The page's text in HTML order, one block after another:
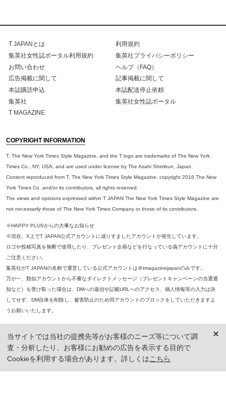
T JAPANとは
利用規約
集英社女性誌ポータル利用規約
集英社プライバシーポリシー
お問い合わせ
ヘルプ（FAQ）
広告掲載に関して
記事掲載に関して
本誌購読申込
本誌配送停止依頼
集英社
集英社女性誌ポータル
T MAGAZINE
COPYRIGHT INFORMATION
T, The New York Times Style Magazine, and the T logo are trademarks of The New York
Times Co., NY, USA, and are used under license by The Asahi Shimbun, Japan.
Content reproduced from T, The New York Times Style Magazine, copyright 2016 The New
York Times Co. and/or its contributors, all rights reserved.
The views and opinions expressed within T JAPAN The New York Times Style Magazine are
not necessarily those of The New York Times Company or those of its contributors.
※HAPPY PLUSからの大事なお知らせ
※現在、X上でT JAPAN公式アカウントに成りすましたアカウントが発生しています。
ロゴや投稿写真を無断で使用したり、プレゼント企画などを行なっている偽アカウントに十分
ご注意ください。
集英社がT JAPANの名称で運営している公式アカウントは＠tmagazinejapanのみです。
万が一、類似アカウントから不審なダイレクトメッセージ（プレゼントキャンペーンの当選通
知など）を受け取った場合は、DMへの返信や記載URLへのアクセス、個人情報等の入力は決
してせず、DM自体を削除し、被害防止のため同アカウントのブロックをしていただきますよ
うお願いいたします。
※ 掲載商品の価格は、特に記載がないかぎり、「税込価格」で表示しています。ただし、2021年3月18日以前に公開し
た記事については「本体価格（税抜）」での表示となり、 掲載価格には消費税が含まれておりませんのでご注意くだ
当サイトでは当社の提携先等がお客様のニーズ等について調
査・分析したり、お客様にお勧めの広告を表示する目的で
Cookieを利用する場合があります。詳しくはこちら